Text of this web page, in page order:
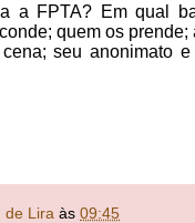
a FPTA? Em qual
quem os prende;
seu anonimato e
de Lira às 09:45